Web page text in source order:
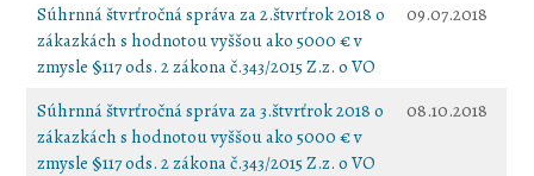
Súhrnná štvrťročná správa za 2.štvrťrok 2018 o
zákazkách s hodnotou vyššou ako 5000 € v
zmysle §117 ods. 2 zákona č.343/2015 Z.z. o VO
09.07.2018
Súhrnná štvrťročná správa za 3.štvrťrok 2018 o
zákazkách s hodnotou vyššou ako 5000 € v
zmysle §117 ods. 2 zákona č.343/2015 Z.z. o VO
08.10.2018